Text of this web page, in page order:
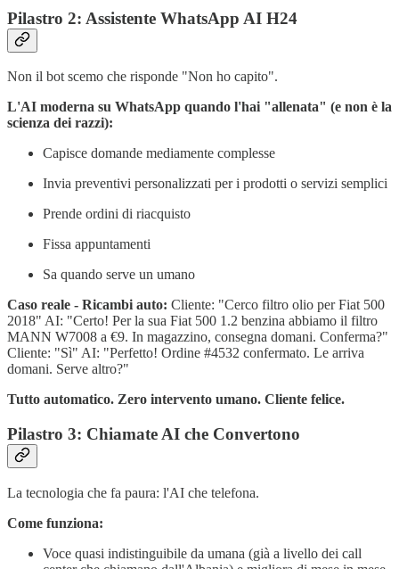
Pilastro 2: Assistente WhatsApp AI H24
Non il bot scemo che risponde "Non ho capito".
L'AI moderna su WhatsApp quando l'hai "allenata" (e non è la
scienza dei razzi):
Capisce domande mediamente complesse
Invia preventivi personalizzati per i prodotti o servizi semplici
Prende ordini di riacquisto
Fissa appuntamenti
Sa quando serve un umano
Caso reale - Ricambi auto: Cliente: "Cerco filtro olio per Fiat 500
2018" AI: "Certo! Per la sua Fiat 500 1.2 benzina abbiamo il filtro
MANN W7008 a €9. In magazzino, consegna domani. Conferma?"
Cliente: "Sì" AI: "Perfetto! Ordine #4532 confermato. Le arriva
domani. Serve altro?"
Tutto automatico. Zero intervento umano. Cliente felice.
Pilastro 3: Chiamate AI che Convertono
La tecnologia che fa paura: l'AI che telefona.
Come funziona:
Voce quasi indistinguibile da umana (già a livello dei call